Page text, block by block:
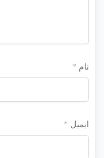
نام *
ایمیل *